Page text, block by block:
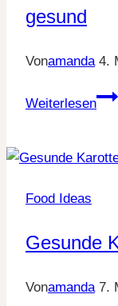
gesund
Vonamanda 4.
Weiterlesen
13
mit
–
Food Ideas
Gesunde
Vonamanda 7.